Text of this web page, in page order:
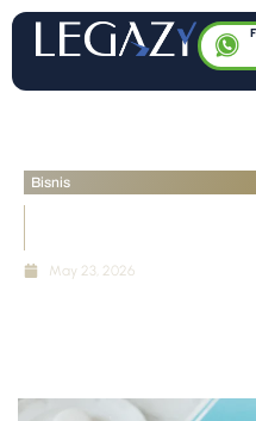
Bisnis
May 23, 2026